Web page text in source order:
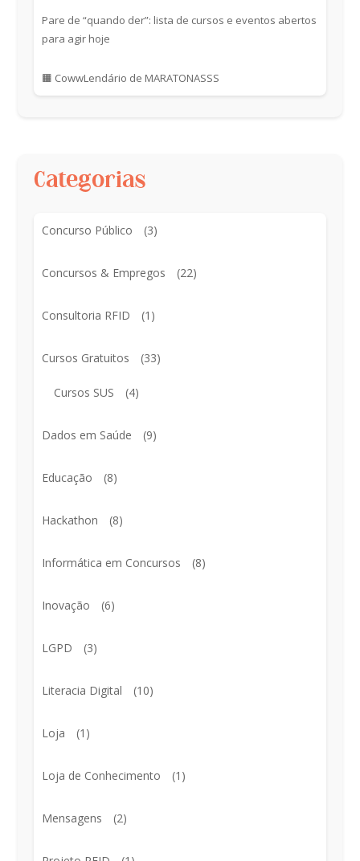
Pare de “quando der”: lista de cursos e eventos abertos
para agir hoje
🟧 CowwLendário de MARATONASSS
Categorias
Concurso Público (3)
Concursos & Empregos (22)
Consultoria RFID (1)
Cursos Gratuitos (33)
Cursos SUS (4)
Dados em Saúde (9)
Educação (8)
Hackathon (8)
Informática em Concursos (8)
Inovação (6)
LGPD (3)
Literacia Digital (10)
Loja (1)
Loja de Conhecimento (1)
Mensagens (2)